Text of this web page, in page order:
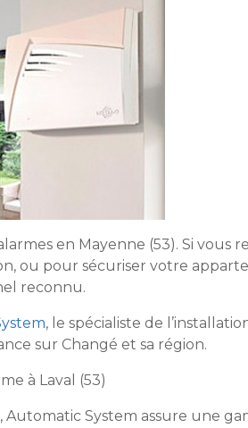
en Mayenne (53). Si vous
ou pour sécuriser votre
reconnu.
, le spécialiste de
sur Changé et sa région.
à Laval (53)
Automatic System assure une